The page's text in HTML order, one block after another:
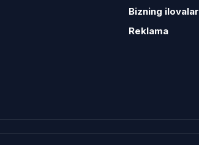
Bizning ilovalar
Reklama